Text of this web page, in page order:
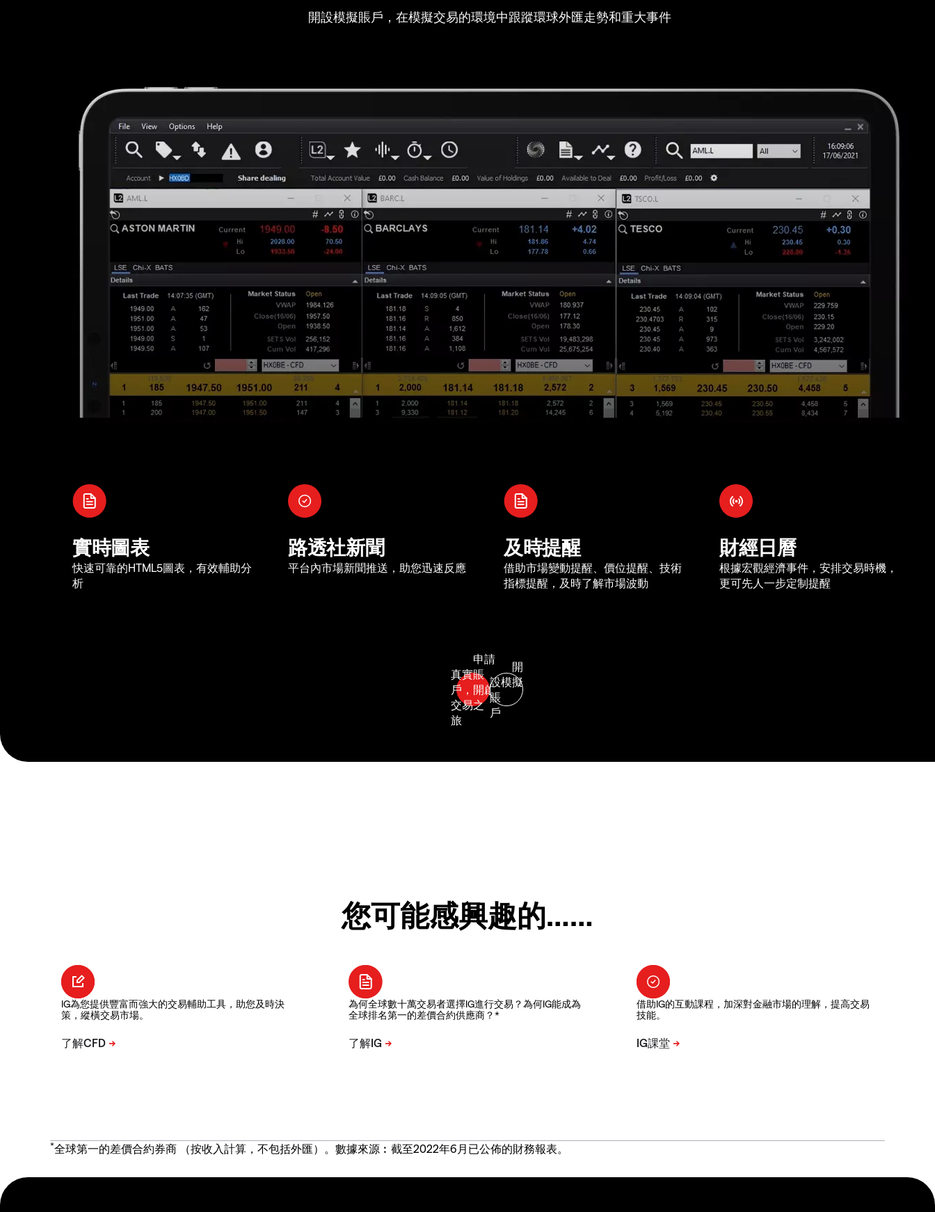
開設模擬賬戶，在模擬交易的環境中跟蹤環球外匯走勢和重大事件
實時圖表
快速可靠的HTML5圖表，有效輔助分
析
路透社新聞
平台內市場新聞推送，助您迅速反應
及時提醒
借助市場變動提醒、價位提醒、技術
指標提醒，及時了解市場波動
財經日曆
根據宏觀經濟事件，安排交易時機，
更可先人一步定制提醒
您可能感興趣的……
IG為您提供豐富而強大的交易輔助工具，助您及時決
策，縱橫交易市場。
為何全球數十萬交易者選擇IG進行交易？為何IG能成為
全球排名第一的差價合約供應商？*
借助IG的互動課程，加深對金融市場的理解，提高交易
技能。
*全球第一的差價合約券商 （按收入計算，不包括外匯）。數據來源︰截至2022年6月已公佈的財務報表。